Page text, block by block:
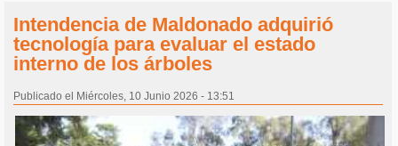
Intendencia de Maldonado adquirió
tecnología para evaluar el estado
interno de los árboles
Publicado el Miércoles, 10 Junio 2026 - 13:51